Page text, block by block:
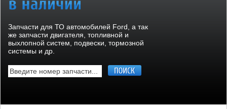
Запчасти для ТО автомобилей Ford, а так
же запчасти двигателя, топливной и
выхлопной систем, подвески, тормозной
системы и др.